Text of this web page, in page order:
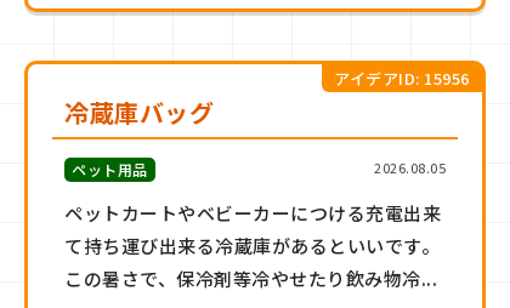
冷蔵庫バッグ
アイデアID: 15956
ペット用品 2026.08.05
ペットカートやベビーカーにつける充電出来
て持ち運び出来る冷蔵庫があるといいです。
この暑さで、保冷剤等冷やせたり飲み物冷...